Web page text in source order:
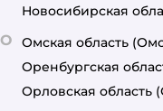
Новосибирская
О Омская область
Оренбургская
Орловская область